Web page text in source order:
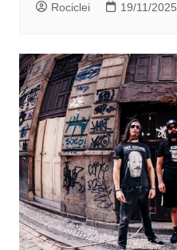
Rociclei 19/11/2025